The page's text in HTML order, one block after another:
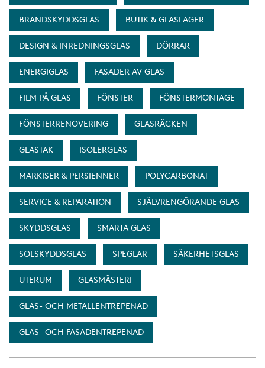
BRANDSKYDDSGLAS BUTIK & GLASLAGER
DESIGN & INREDNINGSGLAS DÖRRAR
ENERGIGLAS FASADER AV GLAS
FILM PÅ GLAS FÖNSTER FÖNSTERMONTAGE
FÖNSTERRENOVERING GLASRÄCKEN
GLASTAK ISOLERGLAS
MARKISER & PERSIENNER POLYCARBONAT
SERVICE & REPARATION SJÄLVRENGÖRANDE GLAS
SKYDDSGLAS SMARTA GLAS
SOLSKYDDSGLAS SPEGLAR SÄKERHETSGLAS
UTERUM GLASMÄSTERI
GLAS- OCH METALLENTREPENAD
GLAS- OCH FASADENTREPENAD